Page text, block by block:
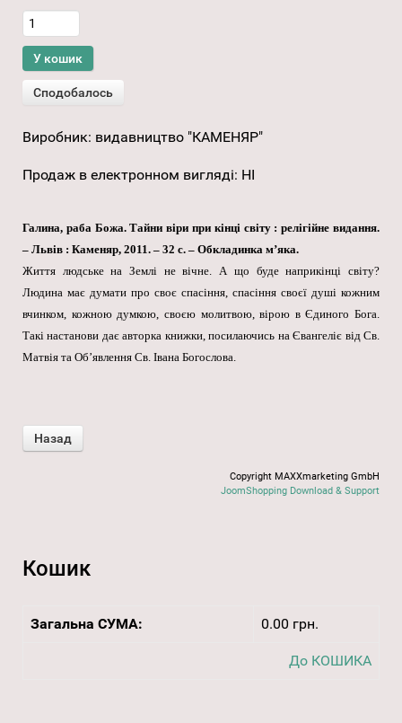
Виробник: видавництво "КАМЕНЯР"
Продаж в електронном вигляді: НІ
Галина, раба Божа. Тайни віри при кінці світу : релігійне видання.
– Львів : Каменяр, 2011. – 32 с. – Обкладинка м’яка.
Життя людське на Землі не вічне. А що буде наприкінці світу?
Людина має думати про своє спасіння, спасіння своєї душі кожним
вчинком, кожною думкою, своєю молитвою, вірою в Єдиного Бога.
Такі настанови дає авторка книжки, посилаючись на Євангеліє від Св.
Матвія та Об’явлення Св. Івана Богослова.
Copyright MAXXmarketing GmbH
JoomShopping Download & Support
Кошик
Загальна СУМА: 0.00 грн.
До КОШИКА